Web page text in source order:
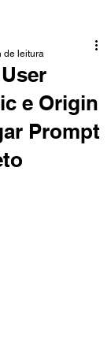
e Origin
Prompt
de leitura